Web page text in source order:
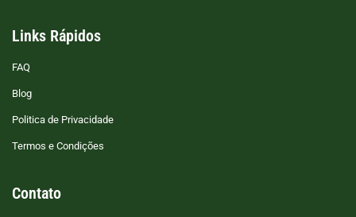
Links Rápidos
FAQ
Blog
Politica de Privacidade
Termos e Condições
Contato